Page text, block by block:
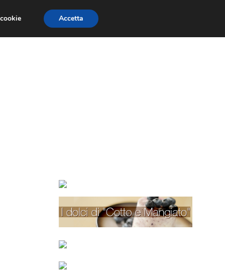
TORTE PER BAMBINI
Accetta